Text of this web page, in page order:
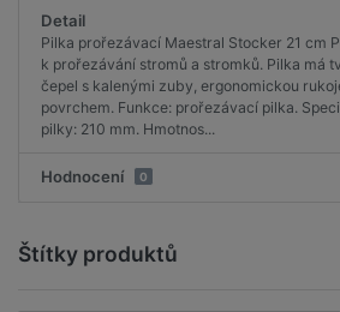
Detail
Pilka prořezávací Maestral Stocker 21 cm
k prořezávání stromů a stromků. Pilka má
čepel s kalenými zuby, ergonomickou
povrchem. Funkce: prořezávací pilka.
pilky: 210 mm. Hmotnos...
Hodnocení 0
Štítky produktů